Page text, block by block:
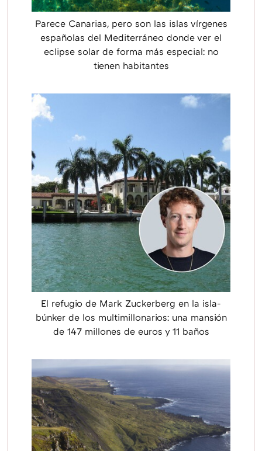
Parece Canarias, pero son las islas vírgenes
españolas del Mediterráneo donde ver el
eclipse solar de forma más especial: no
tienen habitantes
El refugio de Mark Zuckerberg en la isla-
búnker de los multimillonarios: una mansión
de 147 millones de euros y 11 baños